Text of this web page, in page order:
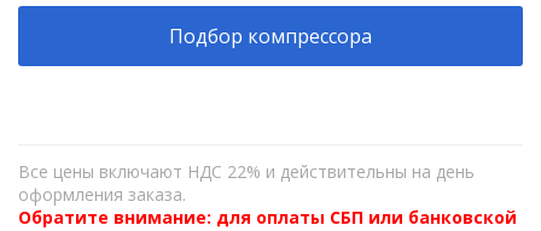
Подбор компрессора
Все цены включают НДС 22% и действительны на день
оформления заказа.
Обратите внимание: для оплаты СБП или банковской